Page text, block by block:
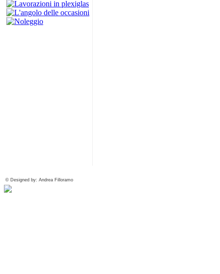
© Designed by: Andrea Filloramo